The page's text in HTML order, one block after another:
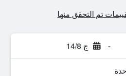
- ج 14/8